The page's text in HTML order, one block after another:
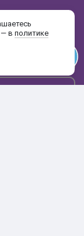
— в политике